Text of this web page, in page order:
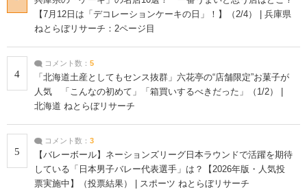
【7月12日は「デコレーションケーキの日」！】（2/4） | 兵庫県
ねとらぼリサーチ：2ページ目
4
コメント数： 5
「北海道土産としてもセンス抜群」六花亭の“店舗限定”お菓子が
人気 「こんなの初めて」「箱買いするべきだった」（1/2） |
北海道 ねとらぼリサーチ
5
コメント数： 3
【バレーボール】ネーションズリーグ日本ラウンドで活躍を期待
している「日本男子バレー代表選手」は？【2026年版・人気投
票実施中】（投票結果） | スポーツ ねとらぼリサーチ